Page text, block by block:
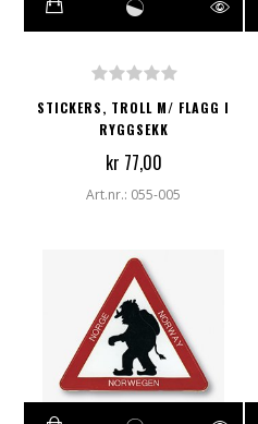
STICKERS, TROLL M/ FLAGG I
RYGGSEKK
kr 77,00
Art.nr.: 055-005